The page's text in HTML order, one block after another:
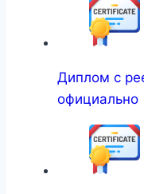
Диплом с
официально